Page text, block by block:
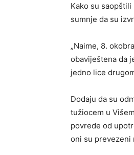
Kako su
sumnje da su
„Naime, 8.
obaviještena da
jedno lice
Dodaju da su
tužiocem u
povrede od
oni su prevezeni